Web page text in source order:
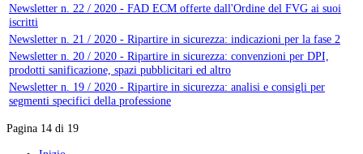
Newsletter n. 22 / 2020 - FAD ECM offerte dall'Ordine del FVG ai suoi
iscritti
Newsletter n. 21 / 2020 - Ripartire in sicurezza: indicazioni per la fase 2
Newsletter n. 20 / 2020 - Ripartire in sicurezza: convenzioni per DPI,
prodotti sanificazione, spazi pubblicitari ed altro
Newsletter n. 19 / 2020 - Ripartire in sicurezza: analisi e consigli per
segmenti specifici della professione
Pagina 14 di 19